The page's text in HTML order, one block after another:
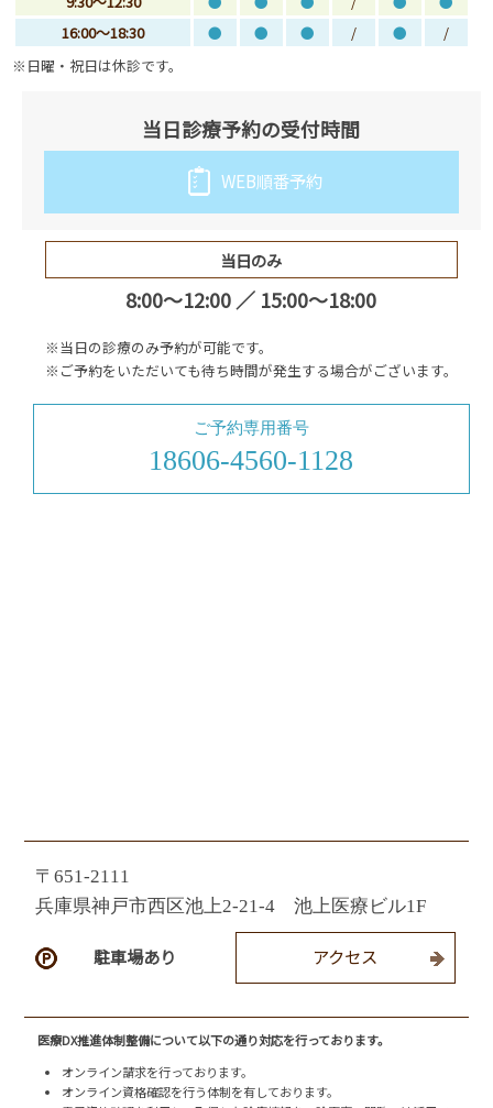
16:00～18:30
● ● ● / ●
/
※日曜・祝日は休診です。
当日診療予約の受付時間
WEB順番予約
当日のみ
8:00～12:00 ／ 15:00～18:00
※当日の診療のみ予約が可能です。
※ご予約をいただいても待ち時間が発生する場合がございます。
ご予約専用番号
18606-4560-1128
〒651-2111
兵庫県神戸市西区池上2-21-4 池上医療ビル1F
駐車場あり アクセス
医療DX推進体制整備について以下の通り対応を行っております。
オンライン請求を行っております。
オンライン資格確認を行う体制を有しております。